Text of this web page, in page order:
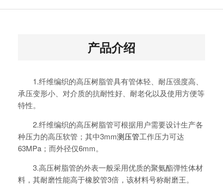
产品介绍
1.纤维编织的高压树脂管具有管体轻、耐压强度高、
承压变形小、对介质的抗耐性好、耐老化以及使用方便等
特性。
2.纤维编织的高压树脂管可根据用户需要设计生产各
种压力的高压软管；其中3mm测压管工作压力可达
63MPa；而外径仅6mm。
3.高压树脂管的外表一般采用优质的聚氨酯弹性体材
料，其耐磨性能高于橡胶管3倍，该材料号称耐磨王。